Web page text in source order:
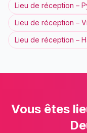
Lieu de réception –
Lieu de réception –
Lieu de réception –
Vous êtes